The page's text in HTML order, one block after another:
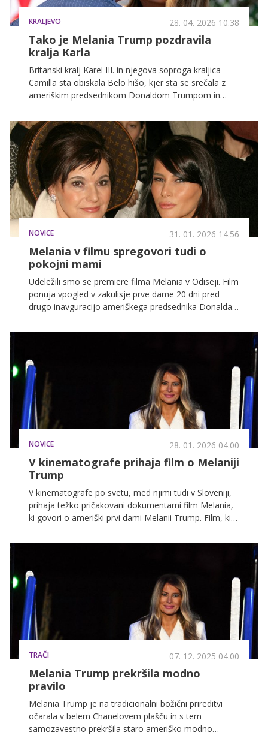
KRALJEVO 28. 04. 2026 10.38
Tako je Melania Trump pozdravila
kralja Karla
Britanski kralj Karel III. in njegova soproga kraljica
Camilla sta obiskala Belo hišo, kjer sta se srečala z
ameriškim predsednikom Donaldom Trumpom in
NOVICE 31. 01. 2026 14.56
Melania v filmu spregovori tudi o
pokojni mami
Udeležili smo se premiere filma Melania v Odiseji. Film
ponuja vpogled v zakulisje prve dame 20 dni pred
drugo inavguracijo ameriškega predsednika Donalda
sicer kot izvršna producentka. Imela je torej
NOVICE 28. 01. 2026 04.00
V kinematografe prihaja film o Melaniji
Trump
V kinematografe po svetu, med njimi tudi v Sloveniji,
prihaja težko pričakovani dokumentarni film Melania,
ki govori o ameriški prvi dami Melanii Trump. Film, ki
intimen vpogled v njeno življenje in vlogo prve dame.
TRAČI 07. 12. 2025 04.00
Melania Trump prekršila modno
pravilo
Melania Trump je na tradicionalni božični prireditvi
očarala v belem Chanelovem plašču in s tem
samozavestno prekršila staro ameriško modno